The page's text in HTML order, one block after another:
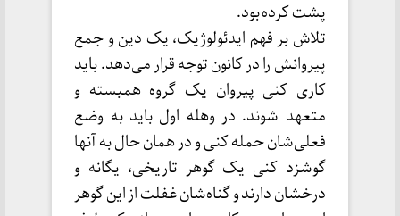
پشت کرده بود.
تلاش بر فهم ایدئولوژیک، یک دین و جمع
پیروانش را در کانون توجه قرار می‌دهد. باید
کاری کنی پیروان یک گروه همبسته و
متعهد شوند. در وهله اول باید به وضع
فعلی‌شان حمله کنی و در همان حال به آنها
گوشزد کنی یک گوهر تاریخی، یگانه و
درخشان دارند و گناه‌شان غفلت از این گوهر